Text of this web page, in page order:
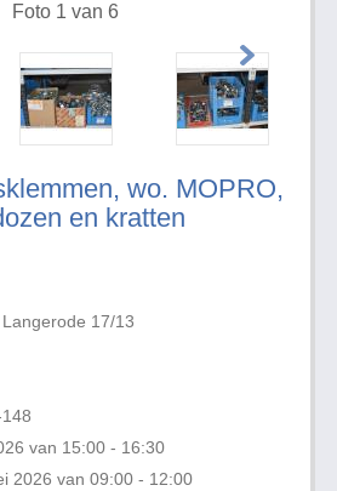
wo. MOPRO,
en kratten
17/13
van 15:00 - 16:30
2026 van 09:00 - 12:00
Foto 1 van 6